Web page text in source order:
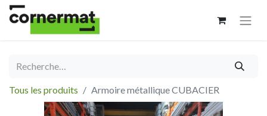
Tous les produits Armoire métallique CUBACIER